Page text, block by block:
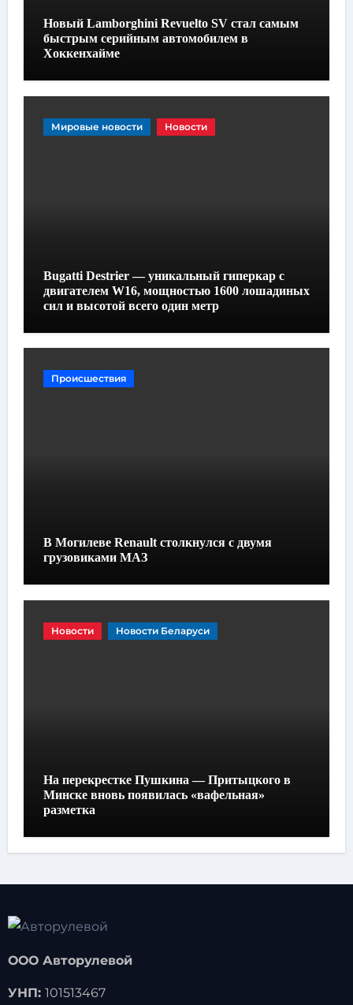
Новый Lamborghini Revuelto SV стал самым
быстрым серийным автомобилем в
Хоккенхайме
Мировые новости Новости
Bugatti Destrier — уникальный гиперкар с
двигателем W16, мощностью 1600 лошадиных
сил и высотой всего один метр
Происшествия
В Могилеве Renault столкнулся с двумя
грузовиками МАЗ
Новости Новости Беларуси
На перекрестке Пушкина — Притыцкого в
Минске вновь появилась «вафельная»
разметка
ООО Авторулевой
УНП: 101513467